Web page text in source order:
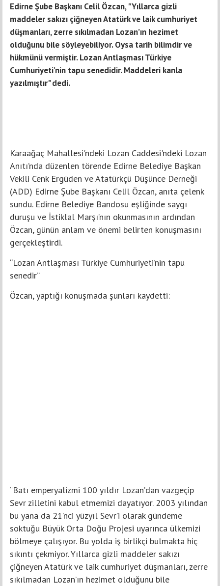
Edirne Şube Başkanı Celil Özcan, "Yıllarca gizli
maddeler sakızı çiğneyen Atatürk ve laik cumhuriyet
düşmanları, zerre sıkılmadan Lozan’ın hezimet
olduğunu bile söyleyebiliyor. Oysa tarih bilimdir ve
hükmünü vermiştir. Lozan Antlaşması Türkiye
Cumhuriyeti’nin tapu senedidir. Maddeleri kanla
yazılmıştır" dedi.
Karaağaç Mahallesi'ndeki Lozan Caddesi'ndeki Lozan
Anıtı’nda düzenlen törende Edirne Belediye Başkan
Vekili Cenk Ergüden ve Atatürkçü Düşünce Derneği
(ADD) Edirne Şube Başkanı Celil Özcan, anıta çelenk
sundu. Edirne Belediye Bandosu eşliğinde saygı
duruşu ve İstiklal Marşı’nın okunmasının ardından
Özcan, günün anlam ve önemi belirten konuşmasını
gerçekleştirdi.
“Lozan Antlaşması Türkiye Cumhuriyeti’nin tapu
senedir”
Özcan, yaptığı konuşmada şunları kaydetti:
“Batı emperyalizmi 100 yıldır Lozan’dan vazgeçip
Sevr zilletini kabul etmemizi dayatıyor. 2003 yılından
bu yana da 21’nci yüzyıl Sevr’i olarak gündeme
soktuğu Büyük Orta Doğu Projesi uyarınca ülkemizi
bölmeye çalışıyor. Bu yolda iş birlikçi bulmakta hiç
sıkıntı çekmiyor. Yıllarca gizli maddeler sakızı
çiğneyen Atatürk ve laik cumhuriyet düşmanları, zerre
sıkılmadan Lozan’ın hezimet olduğunu bile